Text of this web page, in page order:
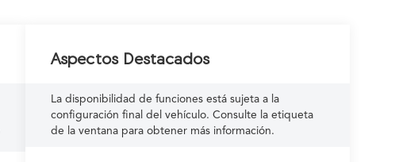
Aspectos Destacados
La disponibilidad de funciones está sujeta a la
configuración final del vehículo. Consulte la etiqueta
de la ventana para obtener más información.